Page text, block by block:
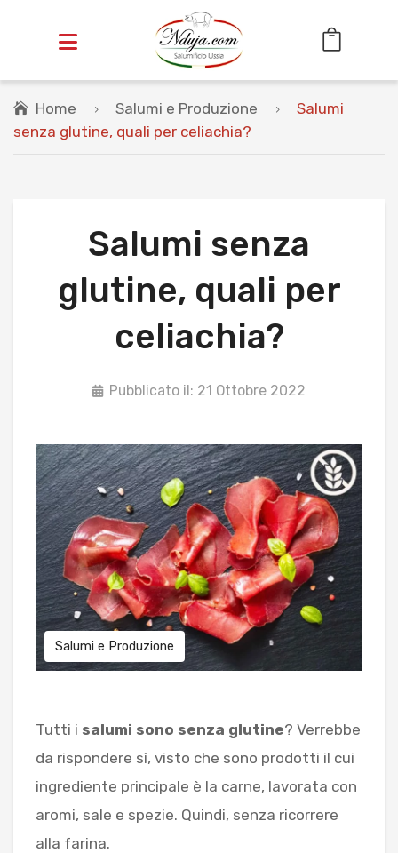
HOME
Stagionati
INSACCATI
Home Salumi e Produzione
Salumi
senza glutine, quali per celiachia?
Salumi senza
glutine, quali per
celiachia?
Pubblicato il: 21 Ottobre 2022
Salumi e Produzione
Tutti i salumi sono senza glutine? Verrebbe
da rispondere sì, visto che sono prodotti il cui
ingrediente principale è la carne, lavorata con
aromi, sale e spezie. Quindi, senza ricorrere
alla farina.